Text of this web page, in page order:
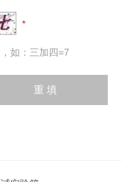
如：三加四=7